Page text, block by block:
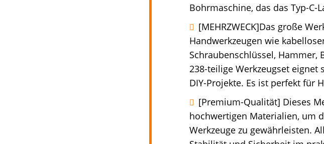
Bohrmaschine, das das Typ-C-
[MEHRZWECK]Das große
Handwerkzeugen wie
Schraubenschlüssel, Hammer,
238-teilige Werkzeugset
DIY-Projekte. Es ist perfekt für
[Premium-Qualität] Dieses
hochwertigen Materialien, um
Werkzeuge zu gewährleisten.